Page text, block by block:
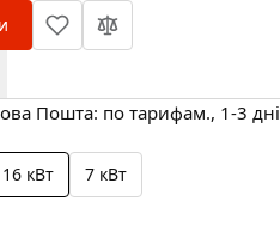
Пошта: по тарифам., 1-3 дні
16 кВт 7 кВт